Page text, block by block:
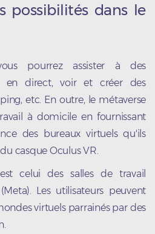
possibilités dans le
pourrez assister à des
en direct, voir et créer des
etc. En outre, le métaverse
à domicile en fournissant
des bureaux virtuels qu'ils
casque Oculus VR.
celui des salles de travail
Les utilisateurs peuvent
virtuels parrainés par des